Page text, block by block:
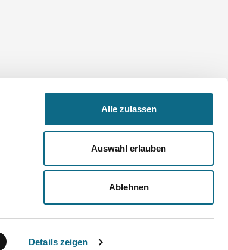
Details zeigen
Alle zulassen
Auswahl erlauben
Ablehnen